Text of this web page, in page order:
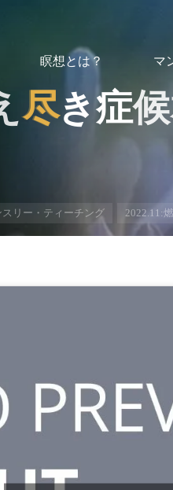
瞑想とは？ マ
尽
尽き症候
スリー・ティーチング 2022.11: